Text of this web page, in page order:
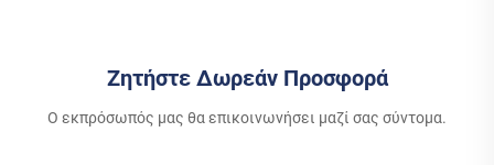
Ζητήστε Δωρεάν Προσφορά
Ο εκπρόσωπός μας θα επικοινωνήσει μαζί σας σύντομα.